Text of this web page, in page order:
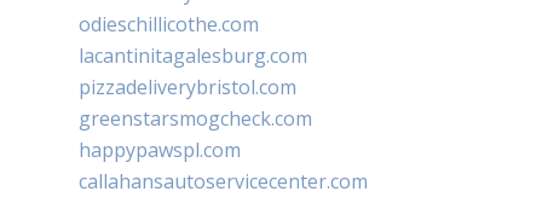
odieschillicothe.com
lacantinitagalesburg.com
pizzadeliverybristol.com
greenstarsmogcheck.com
happypawspl.com
callahansautoservicecenter.com